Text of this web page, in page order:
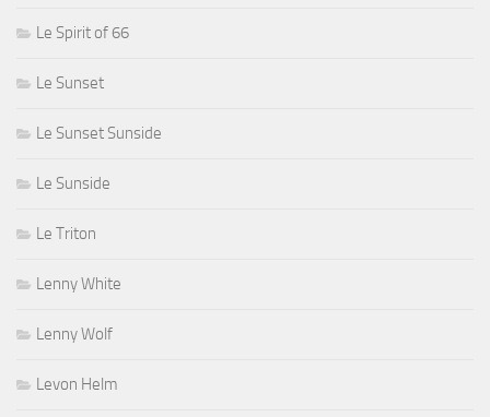
Le Spirit of 66
Le Sunset
Le Sunset Sunside
Le Sunside
Le Triton
Lenny White
Lenny Wolf
Levon Helm